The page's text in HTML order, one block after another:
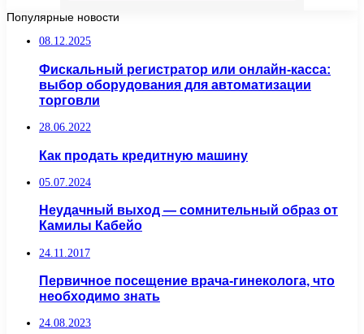
Популярные новости
08.12.2025
Фискальный регистратор или онлайн-касса:
выбор оборудования для автоматизации
торговли
28.06.2022
Как продать кредитную машину
05.07.2024
Неудачный выход — сомнительный образ от
Камилы Кабейо
24.11.2017
Первичное посещение врача-гинеколога, что
необходимо знать
24.08.2023